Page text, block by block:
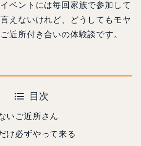
ベントには毎回家族で参加して
えないけれど、どうしてもモヤ
近所付き合いの体験談です。
目次
いご近所さん
け必ずやって来る